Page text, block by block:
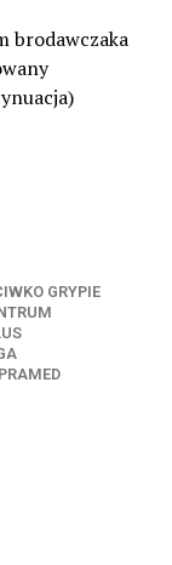
brodawczaka
GRYPIE